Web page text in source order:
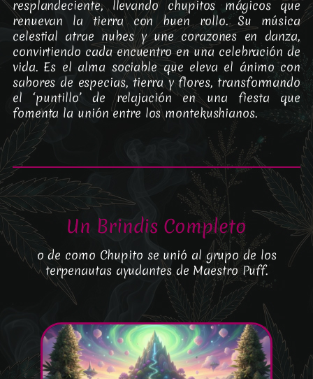
resplandeciente, llevando chupitos mágicos que
renuevan la tierra con buen rollo. Su música
celestial atrae nubes y une corazones en danza,
convirtiendo cada encuentro en una celebración de
vida. Es el alma sociable que eleva el ánimo con
sabores de especias, tierra y flores, transformando
el ‘puntillo’ de relajación en una fiesta que
fomenta la unión entre los montekushianos.
Un Brindis Completo
o de como Chupito se unió al grupo de los
terpenautas ayudantes de Maestro Puff.